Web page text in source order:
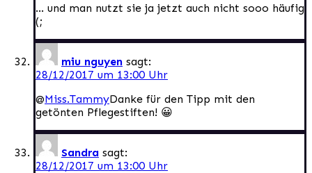
… und man nutzt sie ja jetzt auch nicht sooo häufig
(;
miu nguyen sagt:
28/12/2017 um 13:00 Uhr
@Miss.TammyDanke für den Tipp mit den
getönten Pflegestiften! 😀
Sandra sagt:
28/12/2017 um 13:00 Uhr